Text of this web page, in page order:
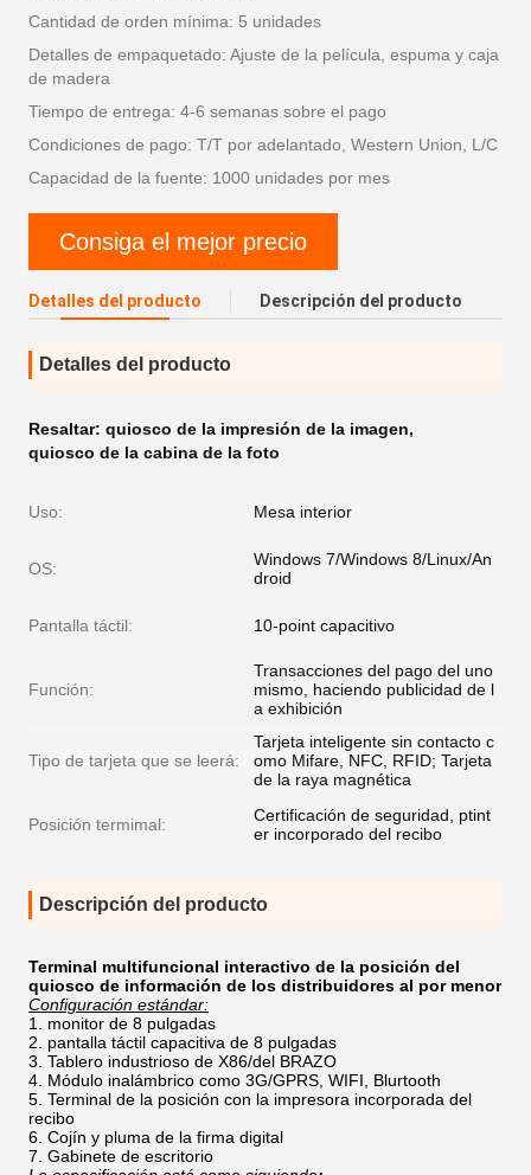
Cantidad de orden mínima: 5 unidades
Detalles de empaquetado: Ajuste de la película, espuma y caja
de madera
Tiempo de entrega: 4-6 semanas sobre el pago
Condiciones de pago: T/T por adelantado, Western Union, L/C
Capacidad de la fuente: 1000 unidades por mes
Consiga el mejor precio
Detalles del producto Descripción del producto
Detalles del producto
Resaltar: quiosco de la impresión de la imagen,
quiosco de la cabina de la foto
Uso: Mesa interior
OS:
Windows 7/Windows 8/Linux/An
droid
Pantalla táctil: 10-point capacitivo
Función:
Transacciones del pago del uno
mismo, haciendo publicidad de l
a exhibición
Tipo de tarjeta que se leerá:
Tarjeta inteligente sin contacto c
omo Mifare, NFC, RFID; Tarjeta
de la raya magnética
Posición termimal:
Certificación de seguridad, ptint
er incorporado del recibo
Descripción del producto
Terminal multifuncional interactivo de la posición del
quiosco de información de los distribuidores al por menor
Configuración estándar:
monitor de 8 pulgadas
pantalla táctil capacitiva de 8 pulgadas
Tablero industrioso de X86/del BRAZO
Módulo inalámbrico como 3G/GPRS, WIFI, Blurtooth
Terminal de la posición con la impresora incorporada del
recibo
Cojín y pluma de la firma digital
Gabinete de escritorio